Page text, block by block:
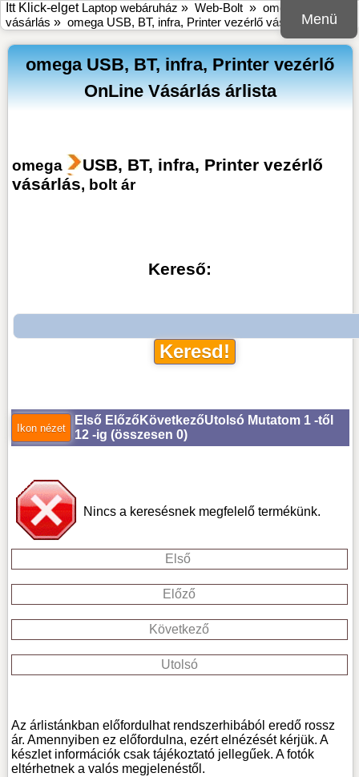
Menü
Itt Klick-elget Laptop webáruház » Web-Bolt » omega online bolt
vásárlás » omega USB, BT, infra, Printer vezérlő vásárlás
omega USB, BT, infra, Printer vezérlő
OnLine Vásárlás árlista
omega
USB, BT, infra, Printer vezérlő
vásárlás, bolt ár
Kereső:
Első Előző KövetkezőUtolsó Mutatom 1 -től
12 -ig (összesen 0)
Nincs a keresésnek megfelelő termékünk.
Első
Előző
Következő
Utolsó
Az árlistánkban előfordulhat rendszerhibából eredő rossz
ár. Amennyiben ez előfordulna, ezért elnézését kérjük. A
készlet információk csak tájékoztató jellegűek. A fotók
eltérhetnek a valós megjelenéstől.